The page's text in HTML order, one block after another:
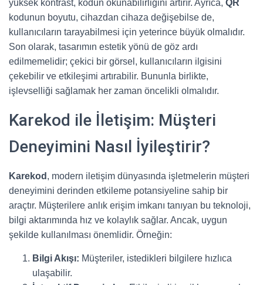
yüksek kontrast, kodun okunabilirliğini artırır. Ayrıca, QR
kodunun boyutu, cihazdan cihaza değişebilse de,
kullanıcıların tarayabilmesi için yeterince büyük olmalıdır.
Son olarak, tasarımın estetik yönü de göz ardı
edilmemelidir; çekici bir görsel, kullanıcıların ilgisini
çekebilir ve etkileşimi artırabilir. Bununla birlikte,
işlevselliği sağlamak her zaman öncelikli olmalıdır.
Karekod ile İletişim: Müşteri
Deneyimini Nasıl İyileştirir?
Karekod , modern iletişim dünyasında işletmelerin müşteri
deneyimini derinden etkileme potansiyeline sahip bir
araçtır. Müşterilere anlık erişim imkanı tanıyan bu teknoloji,
bilgi aktarımında hız ve kolaylık sağlar. Ancak, uygun
şekilde kullanılması önemlidir. Örneğin:
Bilgi Akışı: Müşteriler, istedikleri bilgilere hızlıca
ulaşabilir.